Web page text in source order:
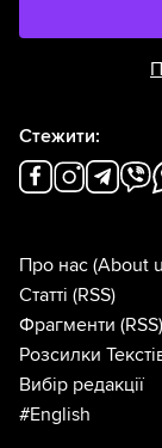
Стежити:
Про нас (About
Статті (RSS)
Фрагменти (RSS)
Розсилки
Вибір редакції
#English